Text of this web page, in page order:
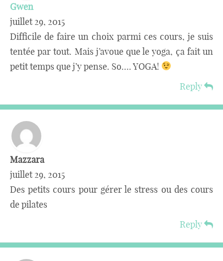
Gwen
juillet 29, 2015
Difficile de faire un choix parmi ces cours, je suis
tentée par tout. Mais j’avoue que le yoga, ça fait un
petit temps que j’y pense. So…. YOGA!
Reply
Mazzara
juillet 29, 2015
Des petits cours pour gérer le stress ou des cours
de pilates
Reply